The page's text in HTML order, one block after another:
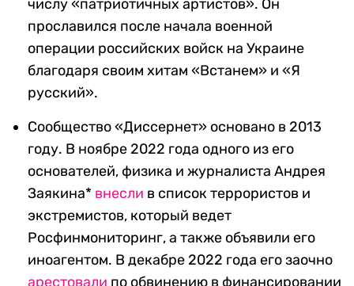
числу «патриотичных артистов». Он
прославился после начала военной
операции российских войск на Украине
благодаря своим хитам «Встанем» и «Я
русский».
Сообщество«Диссернет» основано в 2013
году. В ноябре 2022 года одного из его
основателей, физика и журналиста Андрея
Заякина* внесли в список террористов и
экстремистов, который ведет
Росфинмониторинг, а также объявили его
иноагентом. В декабре 2022 года его заочно
арестовали по обвинению в финансировании